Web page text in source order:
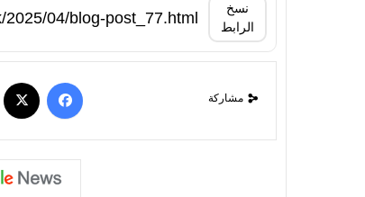
نسخ
الرابط
مشاركة